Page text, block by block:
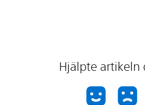
Hjälpte artikeln